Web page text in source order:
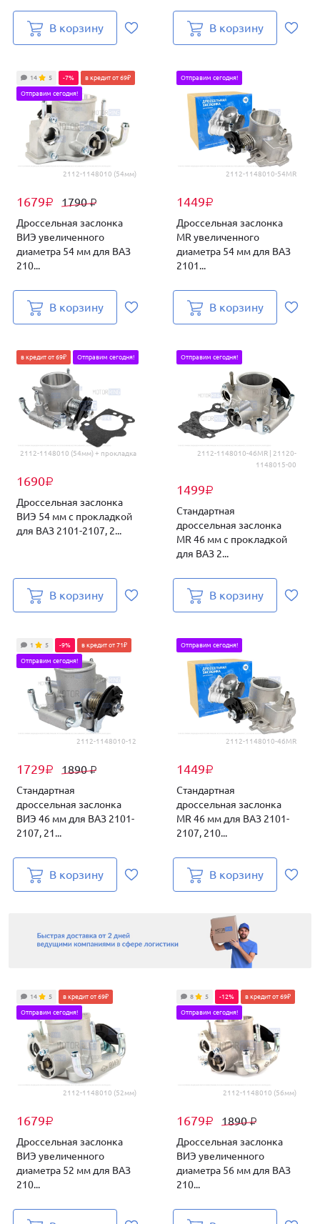
В корзину В корзину
2112-1148010 (54мм)
1679₽ 1790₽
14 5 -7% в кредит от 69₽
Отправим сегодня!
Дроссельная заслонка
ВИЭ увеличенного
диаметра 54 мм для ВАЗ
210...
В корзину
2112-1148010-54MR
1449₽
Отправим сегодня!
Дроссельная заслонка
MR увеличенного
диаметра 54 мм для ВАЗ
2101...
В корзину
2112-1148010 (54мм) + прокладка
1690₽
в кредит от 69₽ Отправим сегодня!
Дроссельная заслонка
ВИЭ 54 мм с прокладкой
для ВАЗ 2101-2107, 2...
В корзину
2112-1148010-46MR | 21120-
1148015-00
1499₽
Отправим сегодня!
Стандартная
дроссельная заслонка
MR 46 мм с прокладкой
для ВАЗ 2...
В корзину
2112-1148010-12
1729₽ 1890₽
1 5 -9% в кредит от 71₽
Отправим сегодня!
Стандартная
дроссельная заслонка
ВИЭ 46 мм для ВАЗ 2101-
2107, 21...
В корзину
2112-1148010-46MR
1449₽
Отправим сегодня!
Стандартная
дроссельная заслонка
MR 46 мм для ВАЗ 2101-
2107, 210...
В корзину
2112-1148010 (52мм)
1679₽
14 5 в кредит от 69₽
Отправим сегодня!
Дроссельная заслонка
ВИЭ увеличенного
диаметра 52 мм для ВАЗ
210...
2112-1148010 (56мм)
1679₽ 1890₽
8 5 -12% в кредит от 69₽
Отправим сегодня!
Дроссельная заслонка
ВИЭ увеличенного
диаметра 56 мм для ВАЗ
210...